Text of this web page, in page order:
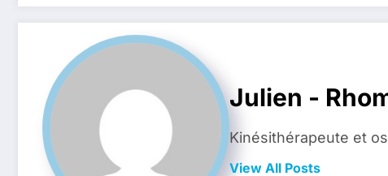
Julien -
Kinésithérapeute et
View All Posts